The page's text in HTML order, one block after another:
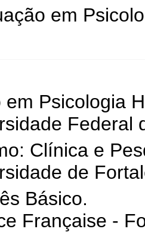
em
em Psicologia
Federal
Clínica e
de
Básico.
Française -